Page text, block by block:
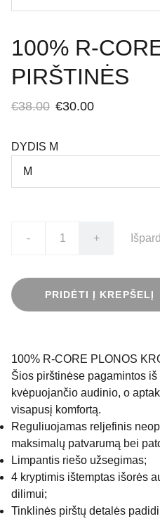
100% R-
PIRŠTINĖS
€38.00 €30.00
DYDIS M
- +
PRIDĖTI Į KREPŠELĮ
100% R-CORE PLONOS
Šios pirštinėse pagamintos
kvėpuojančio audinio, o
visapusį komfortą.
Reguliuojamas reljefinis
maksimalų patvarumą bei
Limpantis riešo užsegimas;
4 kryptimis ištemptas išorės
dilimui;
Tinklinės pirštų detalės